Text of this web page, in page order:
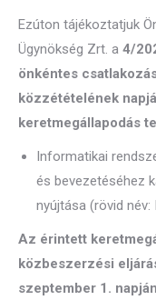
Ezúton tájékoztatjuk
Ügynökség Zrt. a 4/
önkéntes
közzétételének
keretmegállapodás
Informatikai
és bevezetéséhez
nyújtása (rövid név:
Az érintett
közbeszerzési
szeptember 1.